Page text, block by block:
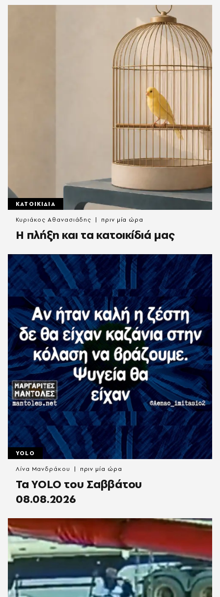
ΚΑΤΟΙΚΙΔΙΑ
Η πλήξη και τα κατοικίδιά μας
Κυριάκος Αθανασιάδης πριν μία ώρα
YOLO
Τα YOLO του Σαββάτου
08.08.2026
Λίνα Μανδράκου πριν μία ώρα